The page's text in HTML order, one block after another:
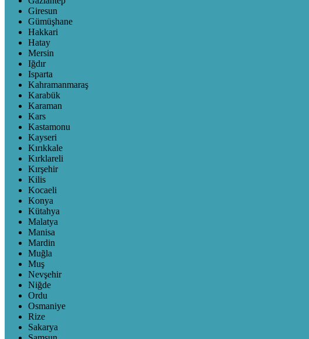
Giresun
Gümüşhane
Hakkari
Hatay
Mersin
Iğdır
Isparta
Kahramanmaraş
Karabük
Karaman
Kars
Kastamonu
Kayseri
Kırıkkale
Kırklareli
Kırşehir
Kilis
Kocaeli
Konya
Kütahya
Malatya
Manisa
Mardin
Muğla
Muş
Nevşehir
Niğde
Ordu
Osmaniye
Rize
Sakarya